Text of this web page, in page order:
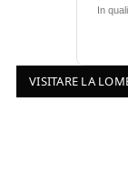
In
VISITARE LA